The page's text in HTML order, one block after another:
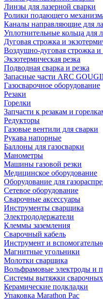
Линзы для лазерной сварки
Ролики подающего
Каналы направляющие для
Уплотнительные кольца для
Дуговая строжка и
Воздушно-дуговая строжка и
Экзотермическая резка
Подводная сварка и резка
Запасные части ARC
Газосварочное оборудование
Резаки
Горелки
Запчасти к резакам и
Редукторы
Газовые вентили для сварки
Рукава напорные
Баллоны для газосварки
Манометры
Машины газовой резки
Медицинское оборудование
Оборудование для
Сетевое оборудование
Сварочные аксессуары
Инструменты сварщика
Электрододержатели
Клеммы заземления
Сварочный кабель
Инструмент и
Магнитные угольники
Молотки сварщика
Вольфрамовые электроды и
Системы вытяжки
Керамические подкладки
Упаковка Marathon Pac